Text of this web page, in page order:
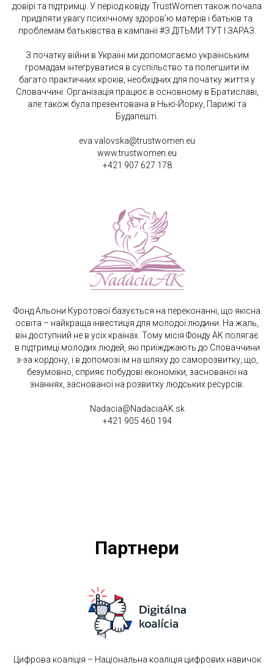
довірі та підтримці. У період ковіду TrustWomen також почала
приділяти увагу психічному здоров’ю матерів і батьків та
проблемам батьківства в кампанії #З ДІТЬМИ ТУТ І ЗАРАЗ.
З початку війни в Україні ми допомогаємо українським
громадам інтегруватися в суспільство та полегшити їм
багато практичних кроків, необхідних для початку життя у
Словаччині. Організація працює в основному в Братиславі,
але також була презентована в Нью-Йорку, Парижі та
Будапешті.
eva.valovska@trustwomen.eu
www.trustwomen.eu
+421 907 627 178
Фонд Альони Куротової базується на переконанні, що якісна
освіта – найкраща інвестиція для молодої людини. На жаль,
він доступний не в усіх країнах. Тому місія Фонду AK полягає
в підтримці молодих людей, які приїжджають до Словаччини
з-за кордону, і в допомозі їм на шляху до саморозвитку, що,
безумовно, сприяє побудові економіки, заснованої на
знаннях, заснованої на розвитку людських ресурсів.
Nadacia@NadaciaAK.sk
+421 905 460 194
Партнери
Цифрова коаліція – Національна коаліція цифрових навичок